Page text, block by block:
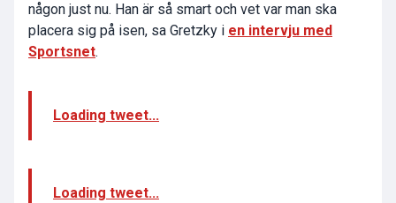
någon just nu. Han är så smart och vet var man ska
placera sig på isen, sa Gretzky i en intervju med
Sportsnet.
Loading tweet...
Loading tweet...